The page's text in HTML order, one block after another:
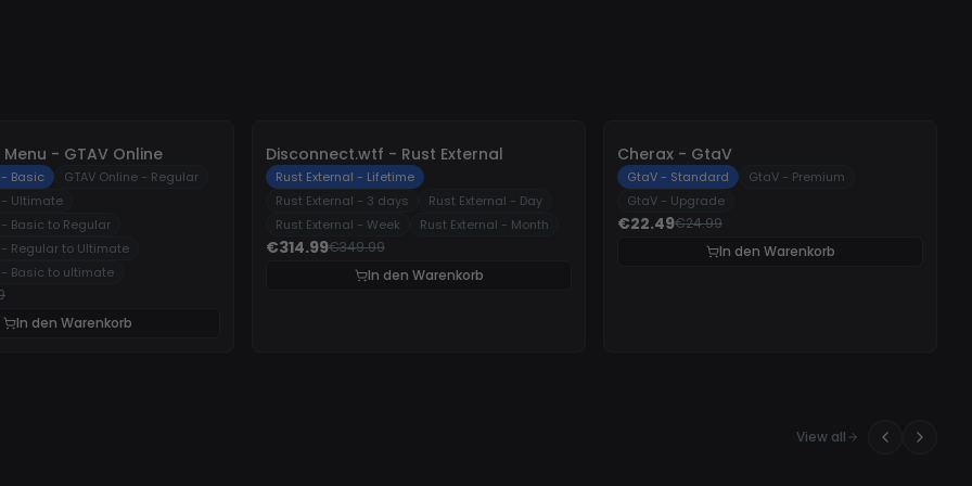
- GTAV Online
- Basic
GTAV Online - Regular
- Ultimate
- Basic to Regular
- Regular to Ultimate
- Basic to ultimate
In den Warenkorb
-
Disconnect.wtf - Rust External
Rust External - Lifetime
Rust External - 3 days
Rust External - Day
Rust External - Week
Rust External - Month
€314.99€349.99
In den Warenkorb
-
Cherax - GtaV
GtaV - Standard
GtaV - Premium
GtaV - Upgrade
€22.49€24.99
In den Warenkorb
View all